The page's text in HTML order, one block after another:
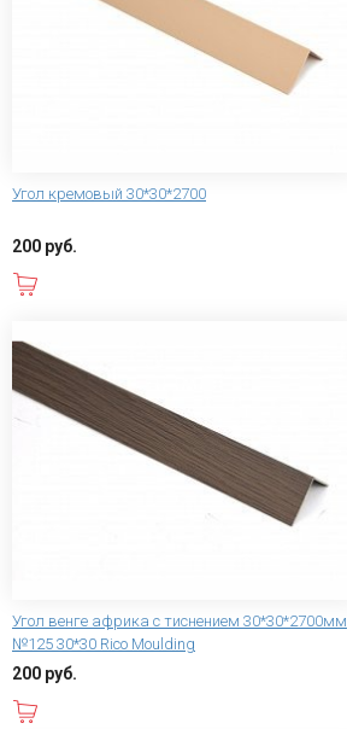
Угол кремовый 30*30*2700
200 руб.
Угол венге африка с тиснением 30*30*2700мм
№125 30*30 Rico Moulding
200 руб.